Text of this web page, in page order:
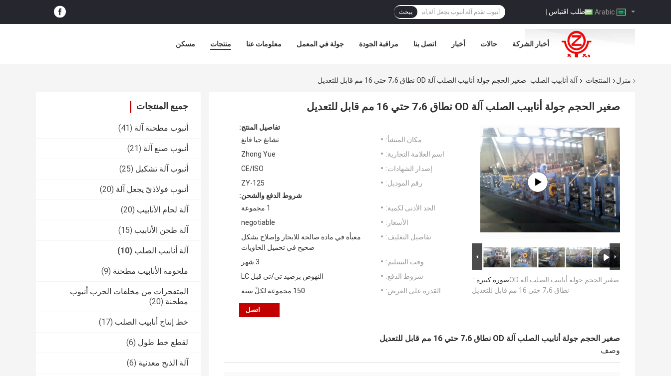
طلب اقتباس | يبحث
مسكن منتجات معلومات عنا جولة في المعمل مراقبة الجودة اتصل بنا أخبار حالات أخبار الشركة
منزل المنتجات آلة أنابيب الصلب صغير الحجم جولة أنابيب الصلب آلة OD نطاق 7،6 حتي 16 مم قابل للتعديل
جميع المنتجات
أنبوب مطحنة آلة (41)
أنبوب صنع آلة (21)
أنبوب آلة تشكيل (25)
أنبوب فولاذيّ يجعل آلة (20)
آلة لحام الأنابيب (20)
آلة طحن الأنابيب (15)
آلة أنابيب الصلب (10)
ملحومة الأنابيب مطحنة (9)
المتفجرات من مخلفات الحرب أنبوب
مطحنة (20)
خط إنتاج أنابيب الصلب (17)
لقطع خط طول (6)
آلة الذبح معدنية (6)
صغير الحجم جولة أنابيب الصلب آلة OD نطاق 7،6 حتي 16 مم قابل للتعديل
صورة كبيرة :صغير الحجم جولة أنابيب الصلب آلة OD
نطاق 7،6 حتي 16 مم قابل للتعديل
تفاصيل المنتج:
مكان المنشأ:
تشانغ جيا قانغ
اسم العلامة التجارية:
Zhong Yue
إصدار الشهادات:
CE/ISO
رقم الموديل:
ZY-125
شروط الدفع والشحن:
الحد الأدنى لكمية:
1 مجموعة
الأسعار:
negotiable
تفاصيل التغليف:
معبأة في مادة صالحة للابحار وإصلاح بشكل
صحيح في تحميل الحاويات
وقت التسليم:
3 شهر
شروط الدفع:
النهوض برصيد تي/تي قبل LC
القدرة على العرض:
150 مجموعة لكلّ سنة
اتصل
صغير الحجم جولة أنابيب الصلب آلة OD نطاق 7،6 حتي 16 مم قابل للتعديل
وصف